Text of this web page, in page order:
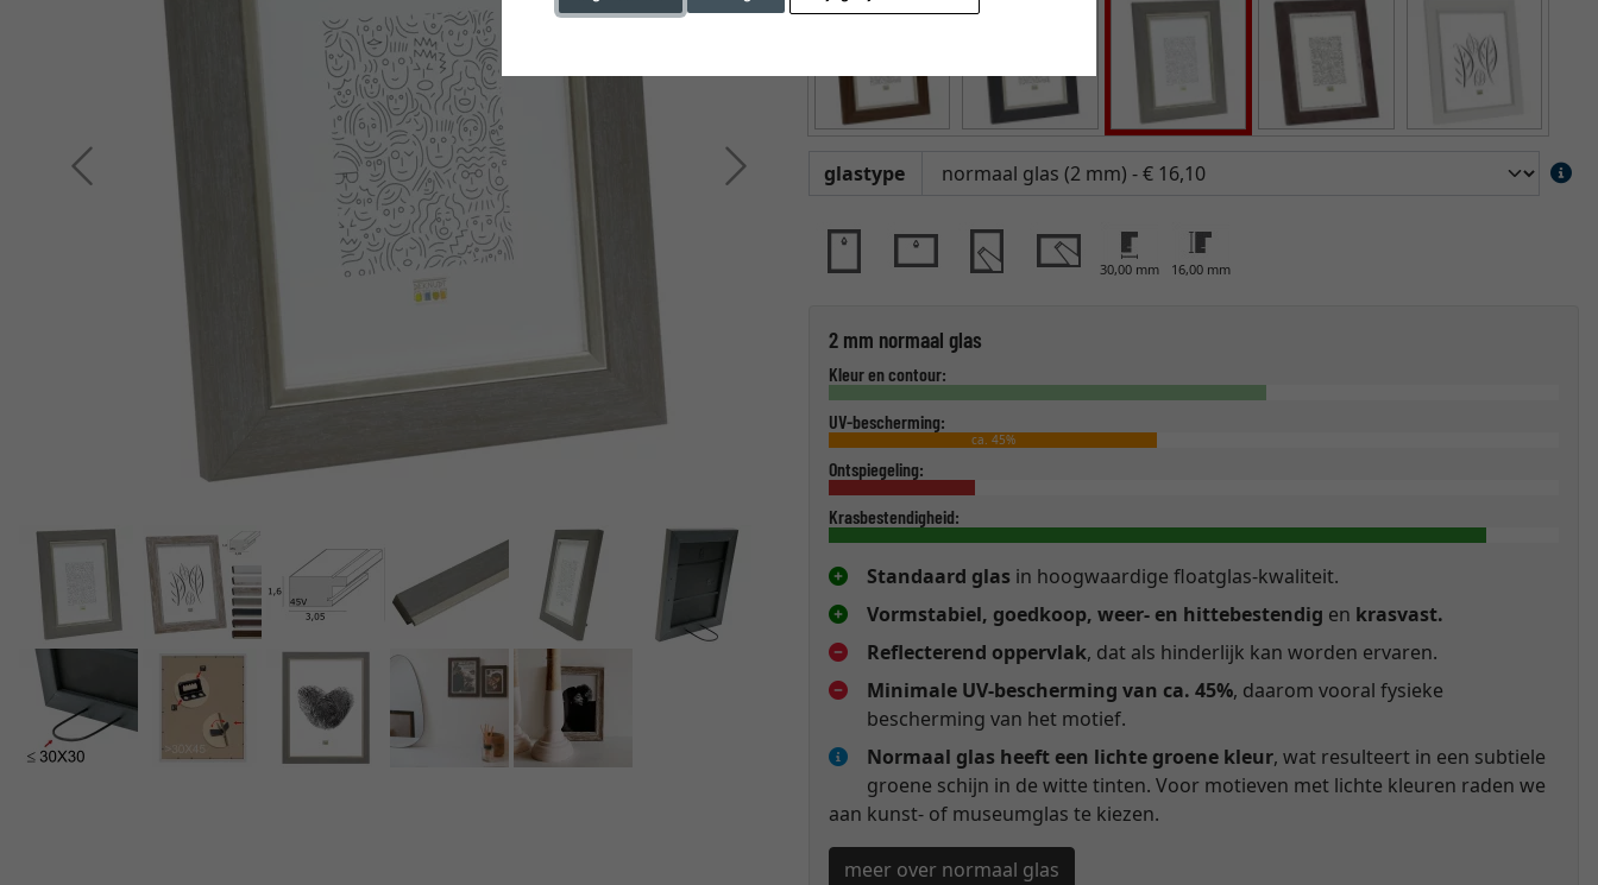
Terug Verder glastype
30,00 mm 16,00 mm
2 mm normaal glas
Kleur en contour:
UV-bescherming:
ca. 45%
Ontspiegeling:
Krasbestendigheid:
Standaard glas in hoogwaardige floatglas-kwaliteit.
Vormstabiel, goedkoop, weer- en hittebestendig en krasvast.
Reflecterend oppervlak, dat als hinderlijk kan worden ervaren.
Minimale UV-bescherming van ca. 45%, daarom vooral fysieke
bescherming van het motief.
Normaal glas heeft een lichte groene kleur, wat resulteert in een subtiele
groene schijn in de witte tinten. Voor motieven met lichte kleuren raden we
aan kunst- of museumglas te kiezen.
meer over normaal glas